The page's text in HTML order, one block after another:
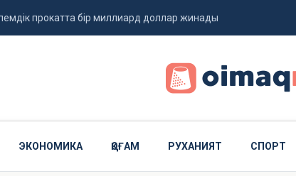
прокатта бір миллиард доллар жинады
қалды
ЭКОНОМИКА ҚОҒАМ РУХАНИЯТ СПОРТ